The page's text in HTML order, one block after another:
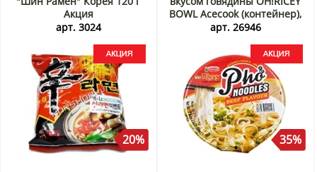
Акция
арт. 3024
20%
BOWL Acecook (контейнер),
Вьетнам, 71 г Акция
арт. 26946
35%